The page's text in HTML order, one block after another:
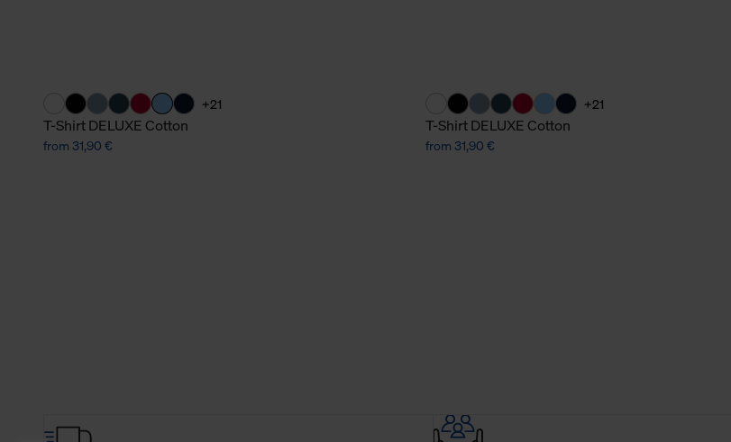
+21
T-Shirt DELUXE Cotton
from 31,90 €
+21
T-Shirt DELUXE Cotton
from 31,90 €